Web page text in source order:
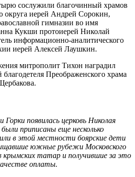
сослужили благочинный храмов
округа иерей Андрей Сорокин,
гимназии во имя
Кукши протоиерей Николай
информационно-аналитического
иерей Алексей Лаушкин.
митрополит Тихон наградил
Преображенского храма
Горки появилась церковь Николая
приписаны еще несколько
в этой местности боярские дети
южные рубежи Московского
крымских татар и получившие за это
оплаты.